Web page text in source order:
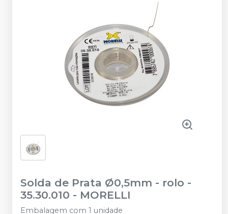
Solda de Prata Ø0,5mm - rolo -
35.30.010 - MORELLI
Embalagem com 1 unidade